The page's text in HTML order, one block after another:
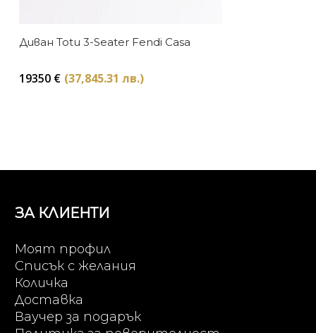
Диван Totu 3-Seater Fendi Casa
19350 € (37,845.31 лв.)
ЗА КЛИЕНТИ
Моят профил
Списък с желания
Количка
Доставка
Ваучер за подарък